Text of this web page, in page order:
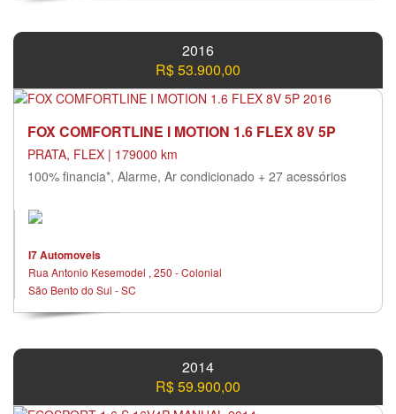
2016
R$ 53.900,00
FOX COMFORTLINE I MOTION 1.6 FLEX 8V 5P
PRATA, FLEX | 179000 km
100% financia*, Alarme, Ar condicionado + 27 acessórios
I7 Automoveis
Rua Antonio Kesemodel , 250 - Colonial
São Bento do Sul - SC
2014
R$ 59.900,00